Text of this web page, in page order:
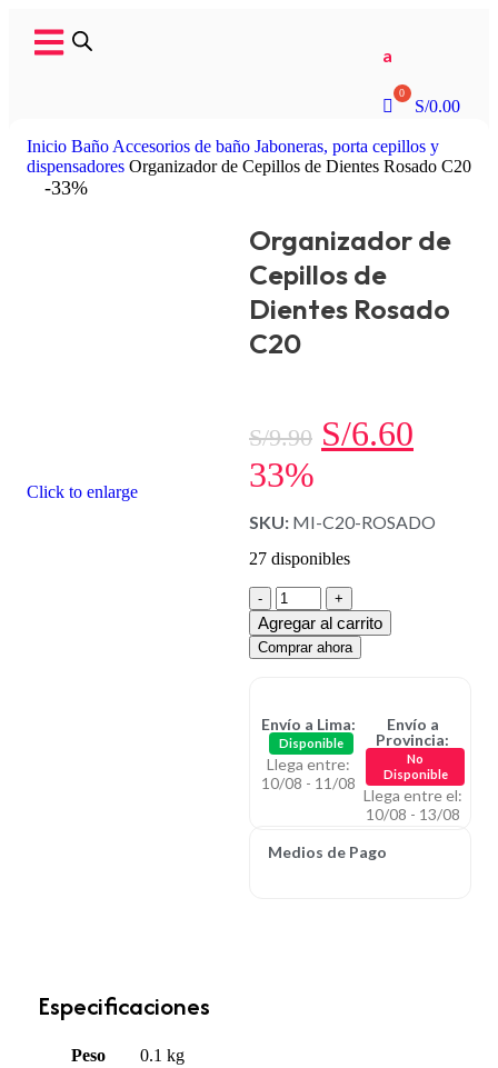
a
S/0.00
Inicio Baño Accesorios de baño Jaboneras, porta cepillos y
dispensadores Organizador de Cepillos de Dientes Rosado C20
-33%
Click to enlarge
Organizador de
Cepillos de
Dientes Rosado
C20
S/9.90 S/6.60
33%
SKU: MI-C20-ROSADO
27 disponibles
Agregar al carrito
Comprar ahora
Envío a Lima:
Disponible
Llega entre:
10/08 - 11/08
Envío a
Provincia:
No
Disponible
Llega entre el:
10/08 - 13/08
Medios de Pago
Especificaciones
Peso
0.1 kg